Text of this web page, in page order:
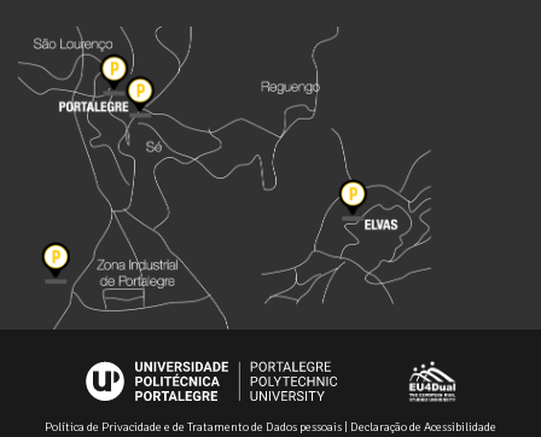
Política de Privacidade e de Tratamento de Dados pessoais | Declaração de Acessibilidade